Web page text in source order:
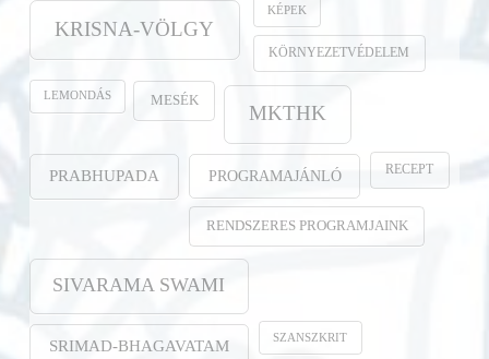
KRISNA-VÖLGY
KÉPEK
KÖRNYEZETVÉDELEM
LEMONDÁS MESÉK
MKTHK
PRABHUPADA PROGRAMAJÁNLÓ RECEPT
RENDSZERES PROGRAMJAINK
SIVARAMA SWAMI
SRIMAD-BHAGAVATAM SZANSZKRIT